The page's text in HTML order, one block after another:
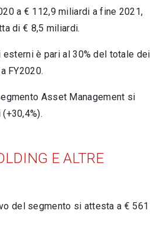
a € 112,9 miliardi a fine 2021,
di € 8,5 miliardi.
è pari al 30% del totale dei
FY2020.
Asset Management si
E ALTRE
del segmento si attesta a € 561